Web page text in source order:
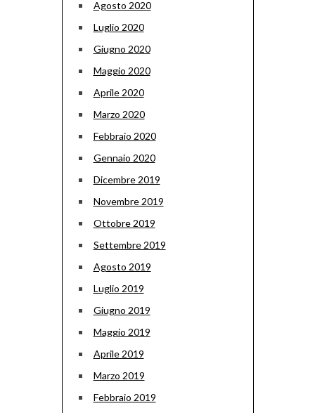
Agosto 2020
Luglio 2020
Giugno 2020
Maggio 2020
Aprile 2020
Marzo 2020
Febbraio 2020
Gennaio 2020
Dicembre 2019
Novembre 2019
Ottobre 2019
Settembre 2019
Agosto 2019
Luglio 2019
Giugno 2019
Maggio 2019
Aprile 2019
Marzo 2019
Febbraio 2019